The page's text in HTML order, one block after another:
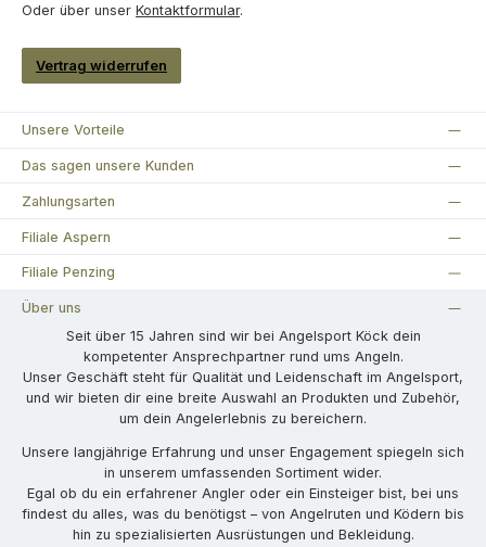
Oder über unser Kontaktformular.
Vertrag widerrufen
Unsere Vorteile
Das sagen unsere Kunden
Zahlungsarten
Filiale Aspern
Filiale Penzing
Über uns
Seit über 15 Jahren sind wir bei Angelsport Köck dein
kompetenter Ansprechpartner rund ums Angeln.
Unser Geschäft steht für Qualität und Leidenschaft im Angelsport,
und wir bieten dir eine breite Auswahl an Produkten und Zubehör,
um dein Angelerlebnis zu bereichern.
Unsere langjährige Erfahrung und unser Engagement spiegeln sich
in unserem umfassenden Sortiment wider.
Egal ob du ein erfahrener Angler oder ein Einsteiger bist, bei uns
findest du alles, was du benötigst – von Angelruten und Ködern bis
hin zu spezialisierten Ausrüstungen und Bekleidung.